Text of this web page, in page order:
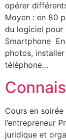
opérer
Moyen : en 80
du logiciel pour
Smartphone
photos,
téléphone…
Cours en
l’entrepreneur
juridique et